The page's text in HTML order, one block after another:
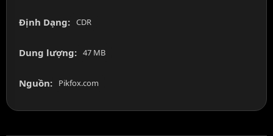
Định Dạng: CDR
Dung lượng: 47 MB
Nguồn: Pikfox.com